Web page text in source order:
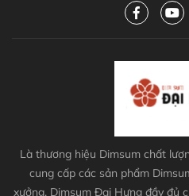
Là thương hiệu Dimsum chất
cung cấp các sản phẩm
xưởng, Dimsum Đại Hưng đầy đủ